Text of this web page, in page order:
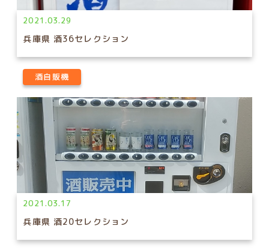
2021.03.29
兵庫県 酒36セレクション
酒自販機
2021.03.17
兵庫県 酒20セレクション